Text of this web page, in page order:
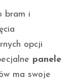
bram i
opcji
panele
ma swoje